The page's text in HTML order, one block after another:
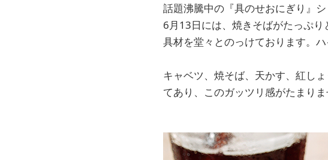
話題沸騰中の『具のせおにぎり』
6月13日には、焼きそばがたっぷ
具材を堂々とのっけております。ハ
キャベツ、焼そば、天かす、紅し
てあり、このガッツリ感がたまり